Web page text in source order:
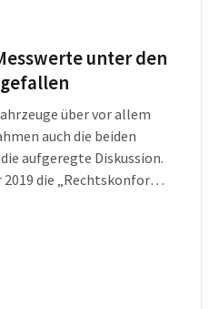
Und das
unter den
über vor allem
auch die beiden
aufgeregte Diskussion.
die „Rechtskonforme